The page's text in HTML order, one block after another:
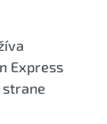
Express
strane